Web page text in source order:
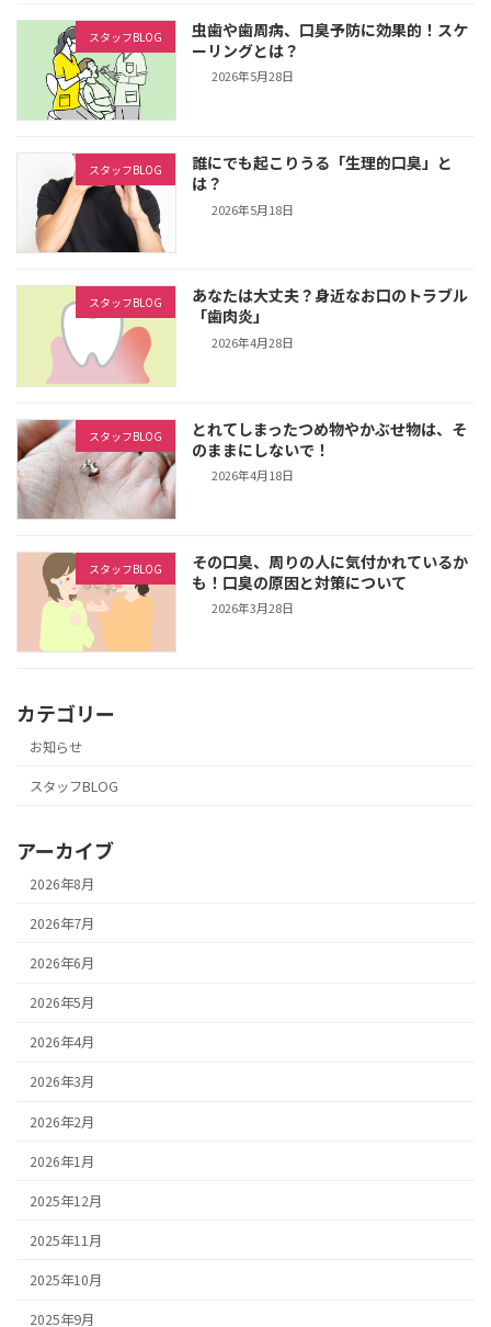
スタッフBLOG
虫歯や歯周病、口臭予防に効果的！スケ
ーリングとは？
2026年5月28日
スタッフBLOG
誰にでも起こりうる「生理的口臭」と
は？
2026年5月18日
スタッフBLOG
あなたは大丈夫？身近なお口のトラブル
「歯肉炎」
2026年4月28日
スタッフBLOG
とれてしまったつめ物やかぶせ物は、そ
のままにしないで！
2026年4月18日
スタッフBLOG
その口臭、周りの人に気付かれているか
も！口臭の原因と対策について
2026年3月28日
カテゴリー
お知らせ
スタッフBLOG
アーカイブ
2026年8月
2026年7月
2026年6月
2026年5月
2026年4月
2026年3月
2026年2月
2026年1月
2025年12月
2025年11月
2025年10月
2025年9月